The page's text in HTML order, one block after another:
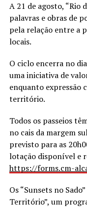
A 21 de agosto, “Rio
palavras e obras de
pela relação entre a
locais.
O ciclo encerra no
uma iniciativa de
enquanto expressão
território.
Todos os passeios
no cais da margem
previsto para as
lotação disponível e
https://forms.cm-
Os “Sunsets no
Território”, um